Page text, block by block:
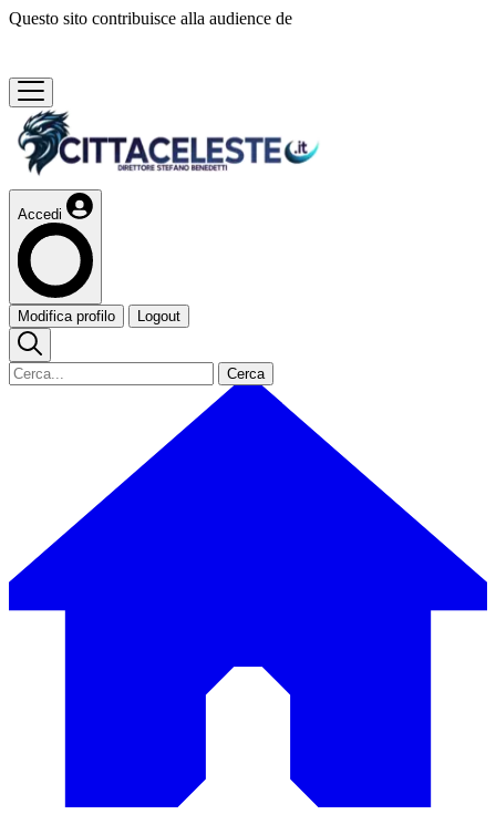
Questo sito contribuisce alla audience de
Accedi
Modifica profilo Logout
Cerca